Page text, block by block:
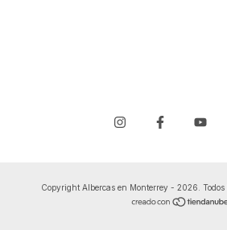
Copyright Albercas en Monterrey - 2026. Todos